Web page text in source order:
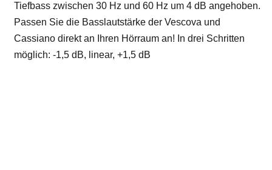
Tiefbass zwischen 30 Hz und 60 Hz um 4 dB angehoben.
Passen Sie die Basslautstärke der Vescova und
Cassiano direkt an Ihren Hörraum an! In drei Schritten
möglich: -1,5 dB, linear, +1,5 dB